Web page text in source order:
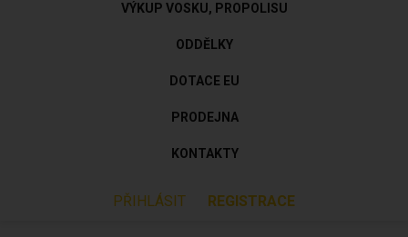
VÝKUP VOSKU, PROPOLISU
ODDĚLKY
DOTACE EU
PRODEJNA
KONTAKTY
PŘIHLÁSIT REGISTRACE